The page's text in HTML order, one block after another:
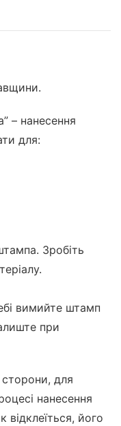
– нанесення
для:
Зробіть
вимийте штамп
при
для
нанесення
відклеїться, його